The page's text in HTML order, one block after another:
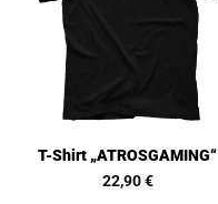
T-Shirt „ATROSGAMING“
22,90€